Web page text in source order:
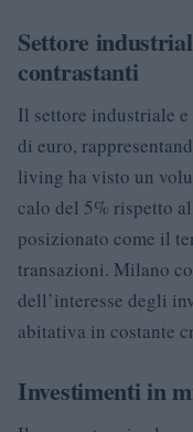
Settore
contrastanti
Il settore industriale
di euro,
living ha visto un
calo del 5% rispetto
posizionato come il
transazioni. Milano
dell’interesse degli
abitativa in costante
Investimenti in